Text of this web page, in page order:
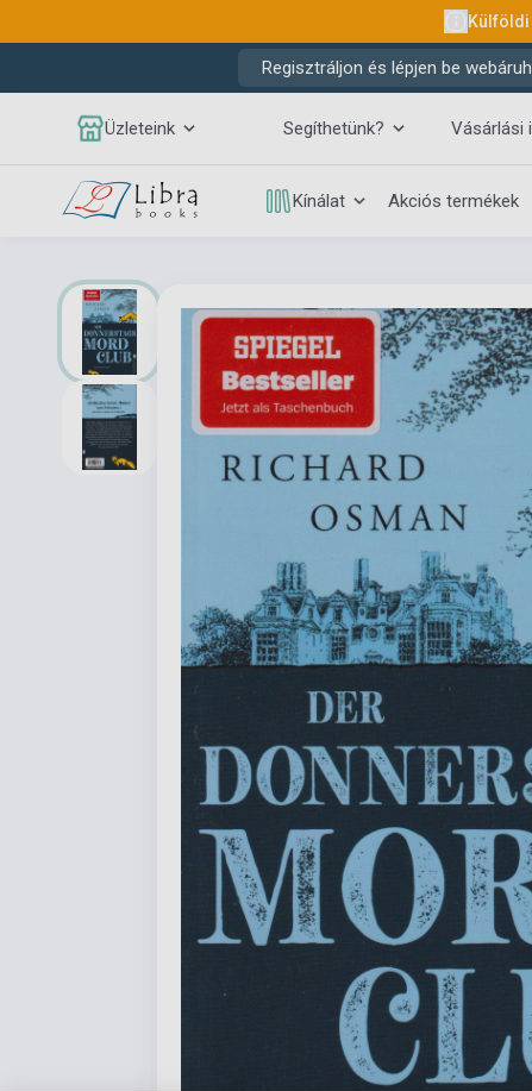
Regisztráljon és lépjen be
Üzleteink Segíthetünk? Vásárlási
Kínálat Akciós termékek